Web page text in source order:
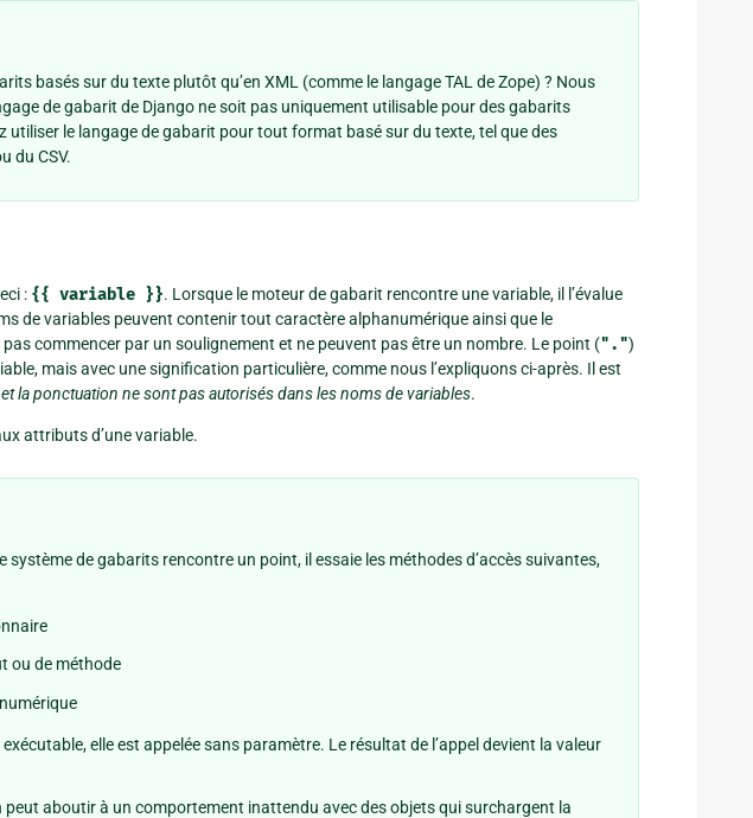
basés sur du texte plutôt qu’en XML (comme le langage TAL de Zope) ? Nous
de gabarit de Django ne soit pas uniquement utilisable pour des gabarits
utiliser le langage de gabarit pour tout format basé sur du texte, tel que des
du CSV.
: {{ variable }}. Lorsque le moteur de gabarit rencontre une variable, il l’évalue
de variables peuvent contenir tout caractère alphanumérique ainsi que le
commencer par un soulignement et ne peuvent pas être un nombre. Le point (".")
mais avec une signification particulière, comme nous l’expliquons ci-après. Il est
la ponctuation ne sont pas autorisés dans les noms de variables.
attributs d’une variable.
système de gabarits rencontre un point, il essaie les méthodes d’accès suivantes,
ou de méthode
elle est appelée sans paramètre. Le résultat de l’appel devient la valeur
aboutir à un comportement inattendu avec des objets qui surchargent la